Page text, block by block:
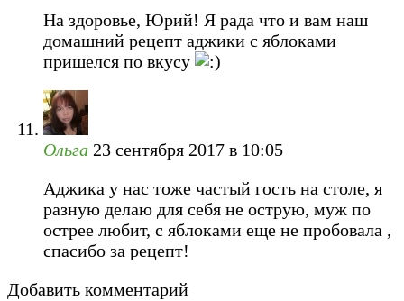
На здоровье, Юрий! Я рада что и вам наш
домашний рецепт аджики с яблоками
пришелся по вкусу
Ольга 23 сентября 2017 в 10:05
Аджика у нас тоже частый гость на столе, я
разную делаю для себя не острую, муж по
острее любит, с яблоками еще не пробовала ,
спасибо за рецепт!
Добавить комментарий